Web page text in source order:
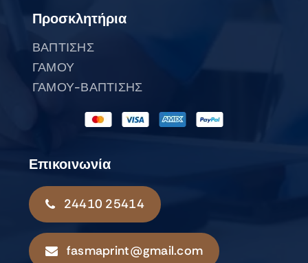
Προσκλητήρια
ΒΑΠΤΙΣΗΣ
ΓΑΜΟΥ
ΓΑΜΟΥ-ΒΑΠΤΙΣΗΣ
Επικοινωνία
24410 25414
fasmaprint@gmail.com